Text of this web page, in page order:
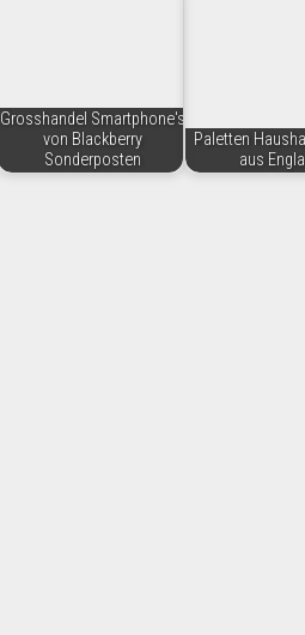
Grosshandel Smartphone's
von Blackberry
Sonderposten
Paletten
aus